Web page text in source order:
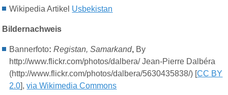
Wikipedia Artikel Usbekistan
Bildernachweis
Bannerfoto:Registan, Samarkand, By
http://www.flickr.com/photos/dalbera/ Jean-Pierre Dalbéra
(http://www.flickr.com/photos/dalbera/5630435838/) [CC BY
2.0],via Wikimedia Commons